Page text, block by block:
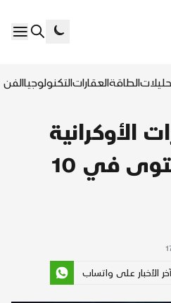
الطاقةالعقاراتالتكنولوجياالفن
الأوكرانية
إلى أدنى مستوى في 10
الأخبار على واتساب